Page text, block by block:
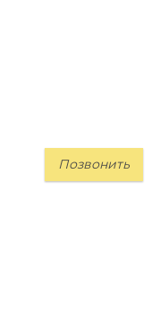
Позвонить